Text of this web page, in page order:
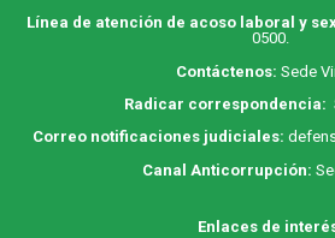
Línea de atención de acoso laboral y
0500.
Contáctenos: Sede
Radicar correspondencia:
Correo notificaciones judiciales:
Canal Anticorrupción:
Enlaces de